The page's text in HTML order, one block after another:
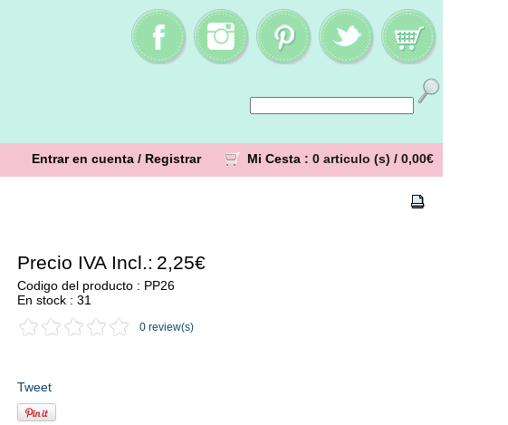
Entrar en cuenta / Registrar Mi Cesta : 0 articulo (s) / 0,00€
Precio IVA Incl.: 2,25€
Codigo del producto : PP26
En stock : 31
0 review(s)
Tweet